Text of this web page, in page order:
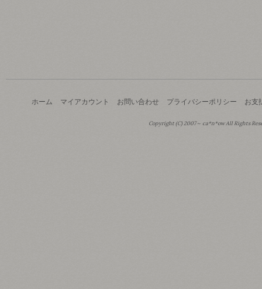
ホーム マイアカウント お問い合わせ プライバシーポリシー お支
Copyright (C) 2007～ ca*n*ow All Rights